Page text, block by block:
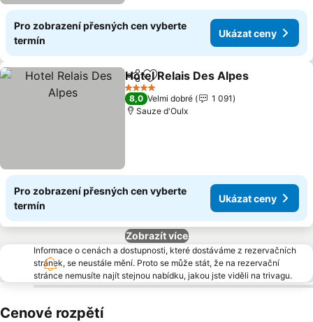
Pro zobrazení přesných cen vyberte
termín
Ukázat ceny
SdíletPřidat na seznam oblíbených
Hotel Relais Des Alpes
4 Počet hvězdiček
8,0 Velmi dobré
1 091
Sauze d'Oulx
Pro zobrazení přesných cen vyberte
termín
Ukázat ceny
Zobrazít více
Informace o cenách a dostupnosti, které dostáváme z rezervačních
stránek, se neustále mění. Proto se může stát, že na rezervační
stránce nemusíte najít stejnou nabídku, jakou jste viděli na trivagu.
Cenové rozpětí